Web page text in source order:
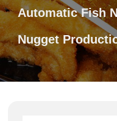
Automatic Fish
Nugget